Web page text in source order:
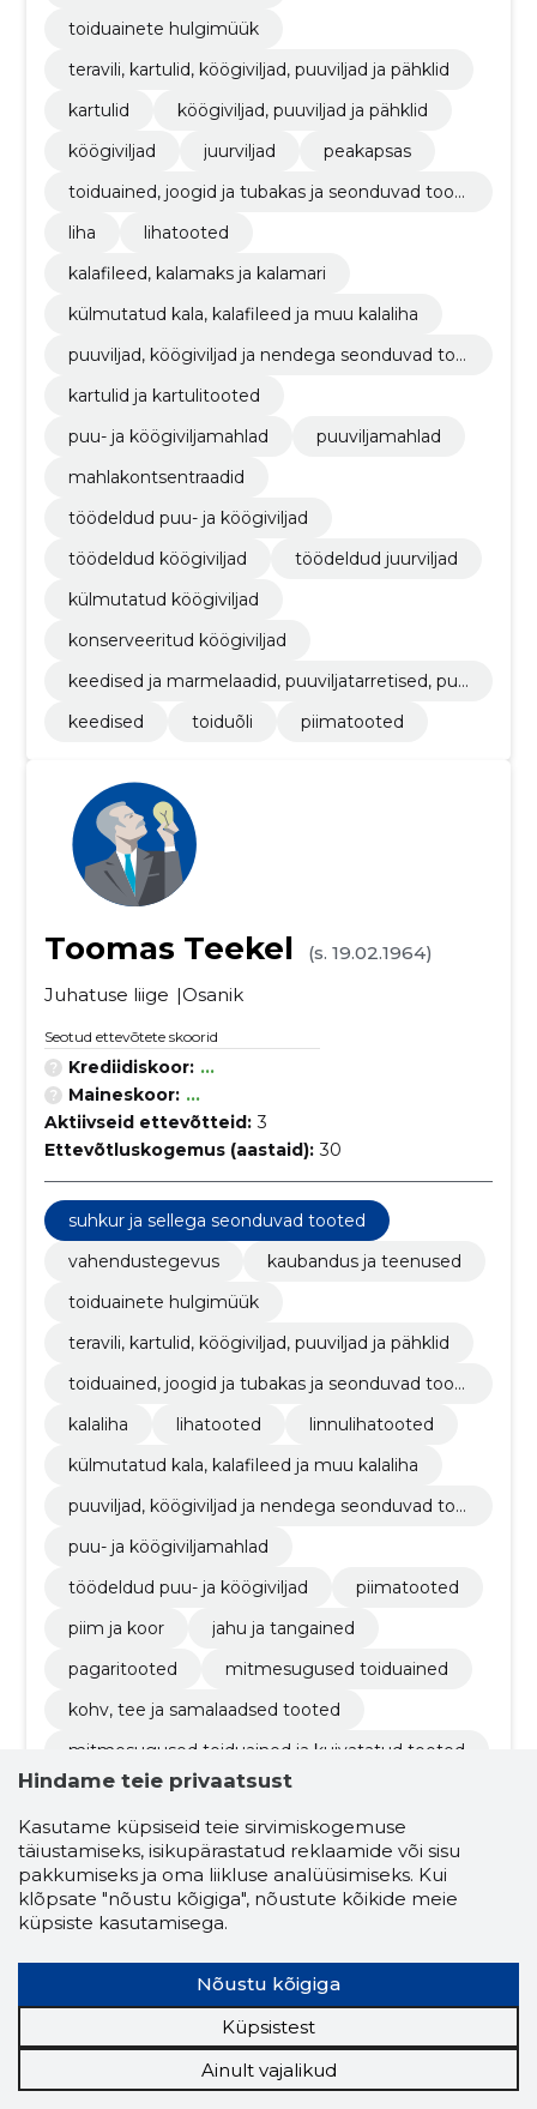
toiduainete hulgimüük
teravili, kartulid, köögiviljad, puuviljad ja pähklid
kartulid
köögiviljad, puuviljad ja pähklid
köögiviljad
juurviljad
peakapsas
toiduained, joogid ja tubakas ja seonduvad toot
liha
lihatooted
kalafileed, kalamaks ja kalamari
külmutatud kala, kalafileed ja muu kalaliha
puuviljad, köögiviljad ja nendega seonduvad too
kartulid ja kartulitooted
puu- ja köögiviljamahlad
puuviljamahlad
mahlakontsentraadid
töödeldud puu- ja köögiviljad
töödeldud köögiviljad
töödeldud juurviljad
külmutatud köögiviljad
konserveeritud köögiviljad
keedised ja marmelaadid, puuviljatarretised, puu
keedised
toiduõli piimatooted
Toomas Teekel
(s. 19.02.1964)
Juhatuse liige
Osanik
Seotud ettevõtete skoorid
Krediidiskoor: ...
Maineskoor: ...
Aktiivseid ettevõtteid: 3
Ettevõtluskogemus (aastaid): 30
suhkur ja sellega seonduvad tooted
vahendustegevus
kaubandus ja teenused
toiduainete hulgimüük
teravili, kartulid, köögiviljad, puuviljad ja pähklid
toiduained, joogid ja tubakas ja seonduvad toot
kalaliha
lihatooted
linnulihatooted
külmutatud kala, kalafileed ja muu kalaliha
puuviljad, köögiviljad ja nendega seonduvad too
puu- ja köögiviljamahlad
töödeldud puu- ja köögiviljad
piimatooted
piim ja koor
jahu ja tangained
pagaritooted
mitmesugused toiduained
kohv, tee ja samalaadsed tooted
mitmesugused toiduained ja kuivatatud tooted
sügavkülmutatud tooted
piimatoodete hulgimüük
mitmesuguste kaupade vahendamine
Ülle Põldoja
Hindame teie privaatsust
Kasutame küpsiseid teie sirvimiskogemuse
täiustamiseks, isikupärastatud reklaamide või sisu
pakkumiseks ja oma liikluse analüüsimiseks. Kui
klõpsate "nõustu kõigiga", nõustute kõikide meie
küpsiste kasutamisega.
Nõustu kõigiga
Küpsistest
Ainult vajalikud